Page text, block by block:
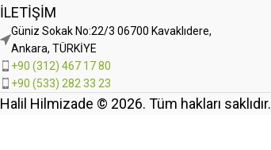
İLETIŞIM
Güniz Sokak No:22/3 06700 Kavaklıdere,
Ankara, TÜRKİYE
+90 (312) 467 17 80
+90 (533) 282 33 23
Halil Hilmizade © 2026. Tüm hakları saklıdır.